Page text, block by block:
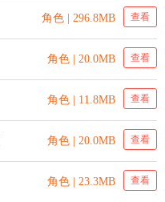
角色 | 296.8MB 查看
角色 | 20.0MB 查看
角色 | 11.8MB 查看
角色 | 20.0MB 查看
角色 | 23.3MB 查看